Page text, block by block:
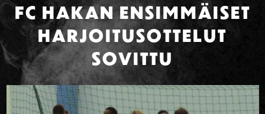
FC HAKAN ENSIMMÄISET
HARJOITUSOTTELUT
SOVITTU